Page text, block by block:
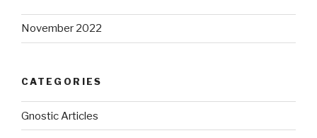
November 2022
CATEGORIES
Gnostic Articles